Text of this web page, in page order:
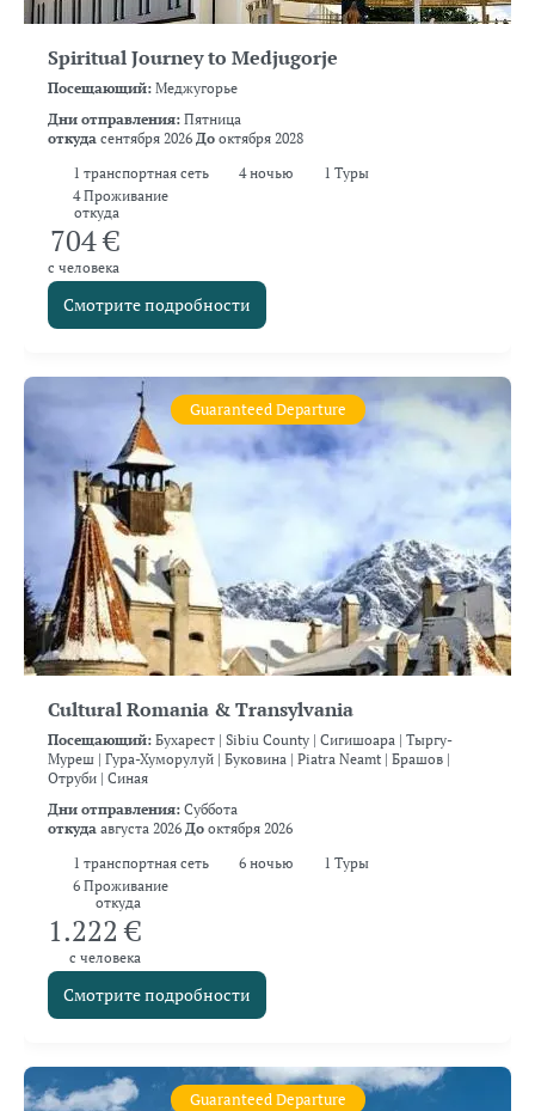
Spiritual Journey to Medjugorje
Посещающий: Меджугорье
Дни отправления: Пятница
откуда сентября 2026 До октября 2028
1 транспортная сеть 4ночью
1 Туры
4 Проживание
откуда
704 €
с человека
Смотрите подробности
Guaranteed Departure
Cultural Romania & Transylvania
Посещающий: Бухарест | Sibiu County | Сигишоара | Тыргу-
Муреш | Гура-Хуморулуй | Буковина | Piatra Neamt | Брашов |
Отруби | Синая
Дни отправления: Суббота
откуда августа 2026 До октября 2026
1 транспортная сеть 6 ночью
1 Туры
6 Проживание
откуда
1.222 €
с человека
Смотрите подробности
Guaranteed Departure